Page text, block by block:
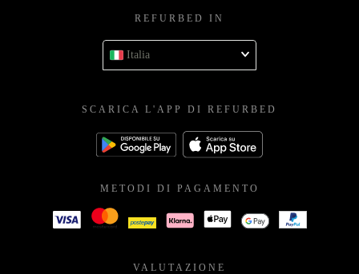
REFURBED IN
Italia
SCARICA L'APP DI REFURBED
METODI DI PAGAMENTO
VALUTAZIONE